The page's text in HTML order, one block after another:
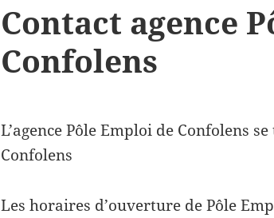
Contact agence
Confolens
L’agence Pôle Emploi de Confolens
Confolens
Les horaires d’ouverture de Pôle